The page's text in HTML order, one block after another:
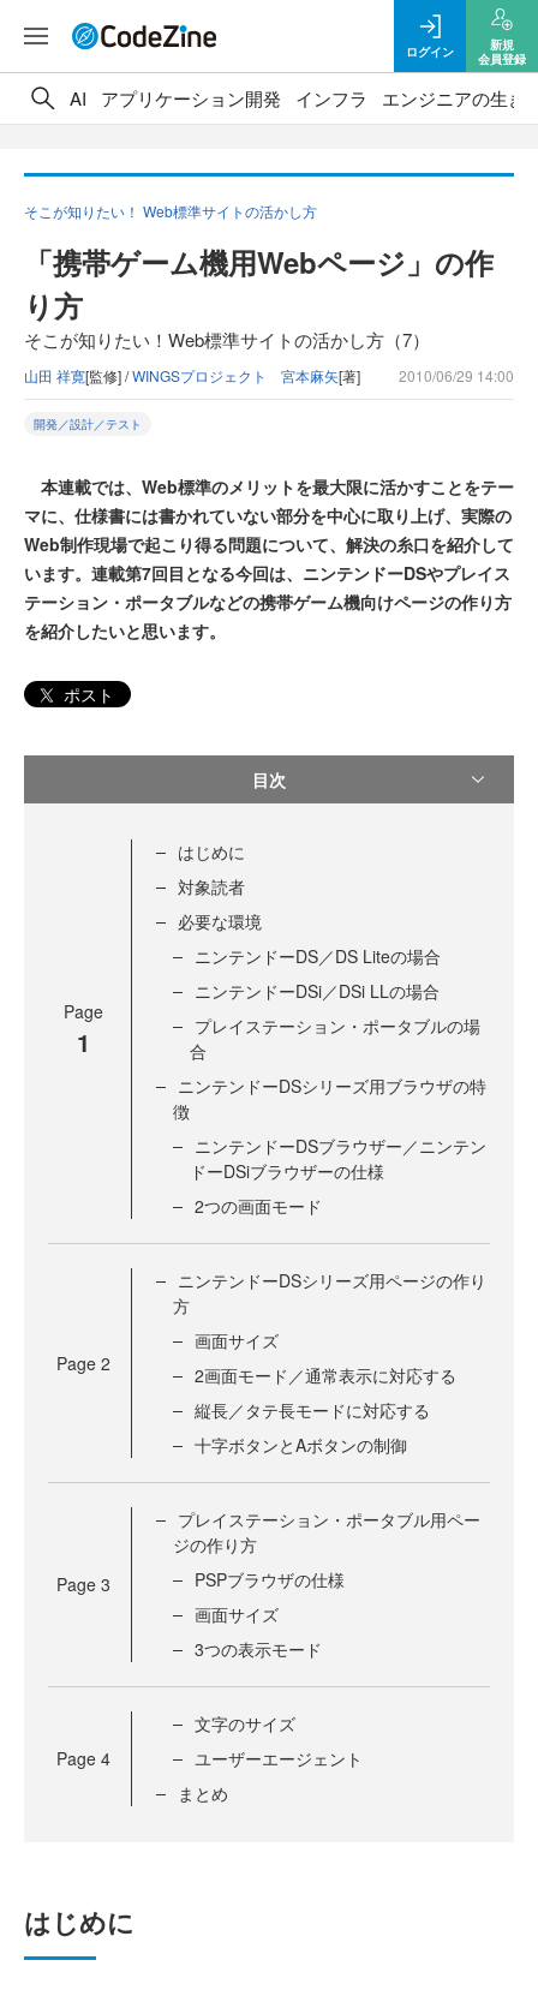
ログイン
新規
会員登録
AI アプリケーション開発 インフラ エンジニアの生き
そこが知りたい！ Web標準サイトの活かし方
「携帯ゲーム機用Webページ」の作
り方
そこが知りたい！Web標準サイトの活かし方（7）
山田 祥寛[監修] /WINGSプロジェクト 宮本麻矢[著] 2010/06/29 14:00
開発／設計／テスト
本連載では、Web標準のメリットを最大限に活かすことをテー
マに、仕様書には書かれていない部分を中心に取り上げ、実際の
Web制作現場で起こり得る問題について、解決の糸口を紹介して
います。連載第7回目となる今回は、ニンテンドーDSやプレイス
テーション・ポータブルなどの携帯ゲーム機向けページの作り方
を紹介したいと思います。
ポスト
目次
Page
1
はじめに
対象読者
必要な環境
ニンテンドーDS／DS Liteの場合
ニンテンドーDSi／DSi LLの場合
プレイステーション・ポータブルの場
合
ニンテンドーDSシリーズ用ブラウザの特
徴
ニンテンドーDSブラウザー／ニンテン
ドーDSiブラウザーの仕様
2つの画面モード
Page 2
ニンテンドーDSシリーズ用ページの作り
方
画面サイズ
2画面モード／通常表示に対応する
縦長／タテ長モードに対応する
十字ボタンとAボタンの制御
Page 3
プレイステーション・ポータブル用ペー
ジの作り方
PSPブラウザの仕様
画面サイズ
3つの表示モード
Page 4
文字のサイズ
ユーザーエージェント
まとめ
はじめに